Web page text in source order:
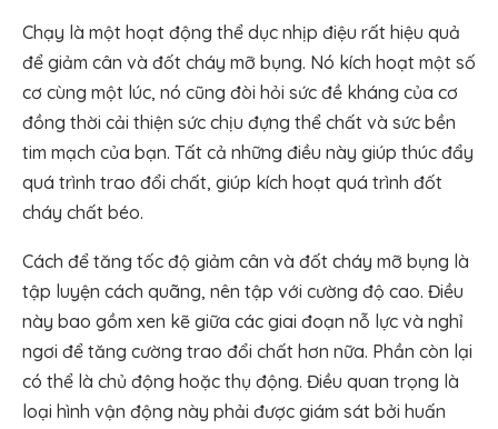
Chạy là một hoạt động thể dục nhịp điệu rất hiệu quả
để giảm cân và đốt cháy mỡ bụng. Nó kích hoạt một số
cơ cùng một lúc, nó cũng đòi hỏi sức đề kháng của cơ
đồng thời cải thiện sức chịu đựng thể chất và sức bền
tim mạch của bạn. Tất cả những điều này giúp thúc đẩy
quá trình trao đổi chất, giúp kích hoạt quá trình đốt
cháy chất béo.
Cách để tăng tốc độ giảm cân và đốt cháy mỡ bụng là
tập luyện cách quãng, nên tập với cường độ cao. Điều
này bao gồm xen kẽ giữa các giai đoạn nỗ lực và nghỉ
ngơi để tăng cường trao đổi chất hơn nữa. Phần còn lại
có thể là chủ động hoặc thụ động. Điều quan trọng là
loại hình vận động này phải được giám sát bởi huấn